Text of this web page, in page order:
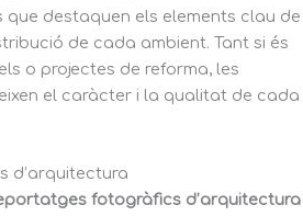
destaquen els elements clau de
de cada ambient. Tant si és
o projectes de reforma, les
el caràcter i la qualitat de cada
d’arquitectura
fotogràfics d’arquitectura